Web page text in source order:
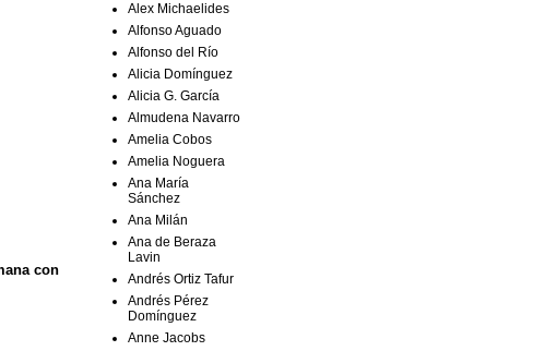
con
Alex Michaelides
Alfonso Aguado
Alfonso del Río
Alicia Domínguez
Alicia G. García
Almudena Navarro
Amelia Cobos
Amelia Noguera
Ana María
Sánchez
Ana Milán
Ana de Beraza
Lavin
Andrés Ortiz Tafur
Andrés Pérez
Domínguez
Anne Jacobs